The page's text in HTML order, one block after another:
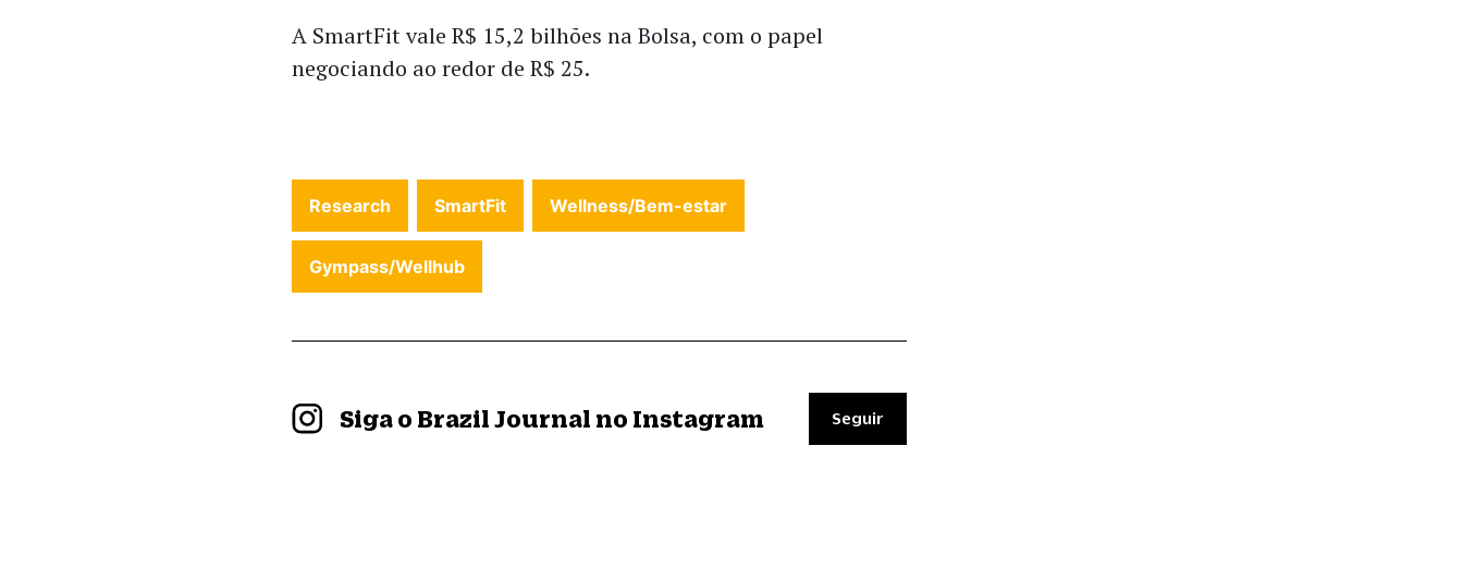
A SmartFit vale R$ 15,2 bilhões na Bolsa, com o papel
negociando ao redor de R$ 25.
Research SmartFit Wellness/Bem-estar
Gympass/Wellhub
Siga o Brazil Journal no Instagram Seguir